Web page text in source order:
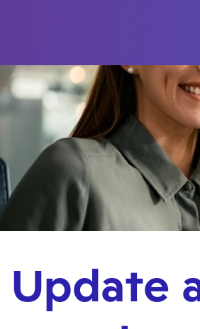
Update